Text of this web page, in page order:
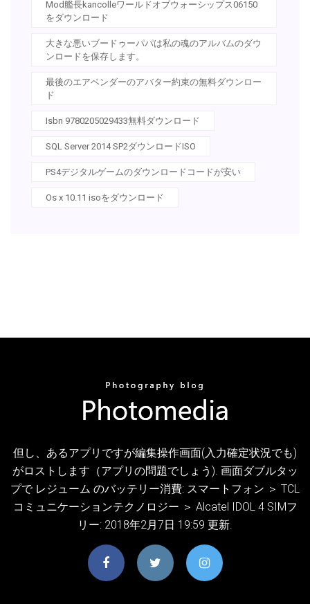
Mod艦長kancolleワールドオブウォーシップス06150
をダウンロード
大きな悪いブードゥーパパは私の魂のアルバムのダウ
ンロードを保存します。
最後のエアベンダーのアバター約束の無料ダウンロー
ド
Isbn 9780205029433無料ダ​​ウンロード
SQL Server 2014 SP2ダウンロードISO
PS4デジタルゲームのダウンロードコードが安い
Os x 10.11 isoをダウンロード
但し、あるアプリですが編集操作画面(入力確定状況でも)
がロストします（アプリの問題でしょう). 画面ダブルタッ
プで レジューム のバッテリー消費: スマートフォン ＞ TCL
コミュニケーションテクノロジー ＞ Alcatel IDOL 4 SIMフ
リー: 2018年2月7日 19:59 更新.